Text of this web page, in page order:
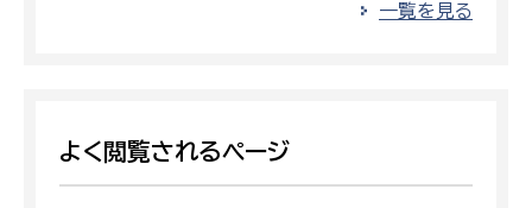
一覧を見る
よく閲覧されるページ